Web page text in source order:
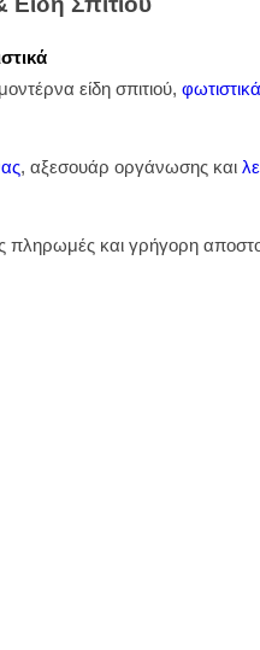
είδη σπιτιού, φωτιστικά
, αξεσουάρ οργάνωσης και
πληρωμές και γρήγορη